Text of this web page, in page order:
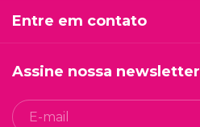
Entre em contato
Assine nossa newsletter